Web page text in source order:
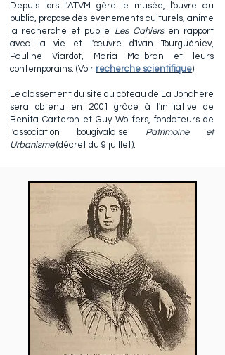
Depuis lors l'ATVM gère le musée, l'ouvre au
public, propose dés évènements culturels, anime
la recherche et publie
Les Cahiersen rapport
avec la vie et l'œuvre d'Ivan Tourguéniev,
Pauline Viardot, Maria Malibran et leurs
contemporains. (Voir recherche scientifique).
Le classement du site du côteau de La Jonchère
sera obtenu en 2001 grâce à l'initiative de
Benita Carteron et Guy Wollfers, fondateurs de
l'association bougivalaise Patrimoine et
Urbanisme(décret du 9 juillet).